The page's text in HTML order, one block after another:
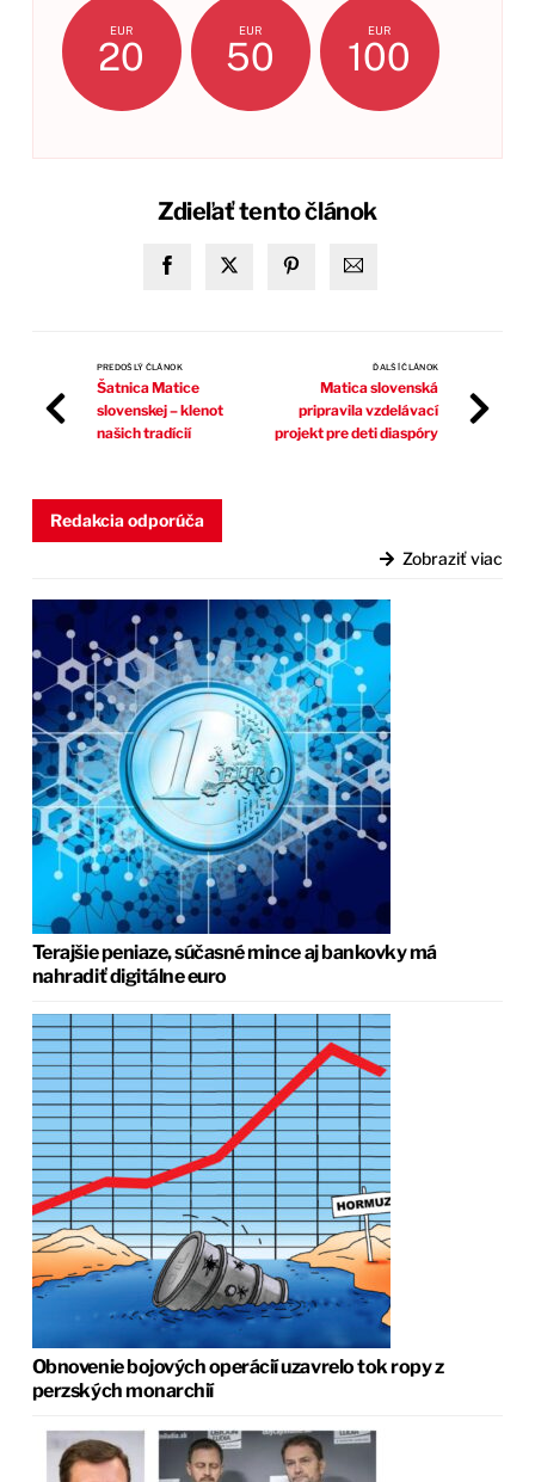
EUR
20
EUR
50
EUR
100
Zdieľať tento článok
PREDOŠLÝ ČLÁNOK
Šatnica Matice
slovenskej – klenot
našich tradícií
ĎALŠÍ ČLÁNOK
Matica slovenská
pripravila vzdelávací
projekt pre deti diaspóry
Redakcia odporúča
Zobraziť viac
Terajšie peniaze, súčasné mince aj bankovky má
nahradiť digitálne euro
Obnovenie bojových operácií uzavrelo tok ropy z
perzských monarchií